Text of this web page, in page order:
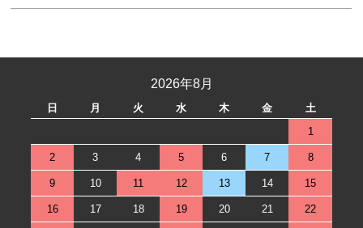
2026年8月
日 月 火 水 木 金
土
1
2 3 4 5 6 7 8
9 10 11 12 13 14 15
16 17 18 19 20 21 22